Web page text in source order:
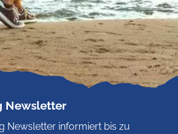
Newsletter
Newsletter informiert bis zu